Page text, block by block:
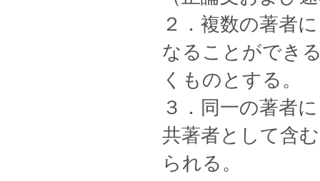
２．複数の著者
なることができ
くものとする。
３．同一の著者
共著者として含
られる。